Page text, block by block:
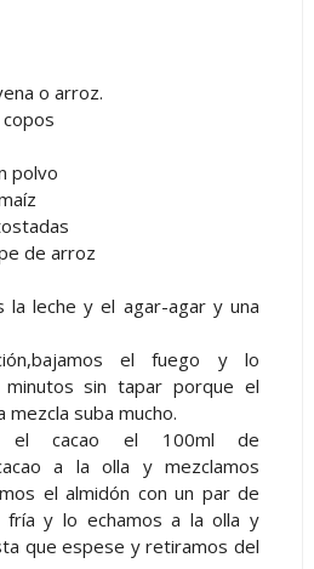
o arroz.
polvo
de arroz
la leche y el agar-agar y una
el fuego y lo
sin tapar porque el
mezcla suba mucho.
el cacao el 100ml de
a la olla y mezclamos
el almidón con un par de
fría y lo echamos a la olla y
que espese y retiramos del